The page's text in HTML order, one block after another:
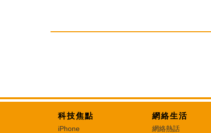
科技焦點
iPhone
網絡生活
網絡熱話